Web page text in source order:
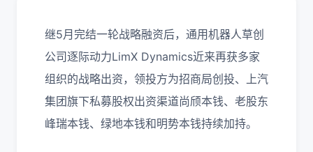
继5月完结一轮战略融资后，通用机器人草创
公司逐际动力LimX Dynamics近来再获多家
组织的战略出资，领投方为招商局创投、上汽
集团旗下私募股权出资渠道尚颀本钱、老股东
峰瑞本钱、绿地本钱和明势本钱持续加持。